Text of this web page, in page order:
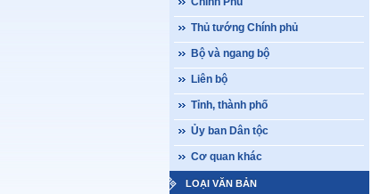
Thủ tướng Chính phủ
Bộ và ngang bộ
Liên bộ
Tỉnh, thành phố
Ủy ban Dân tộc
Cơ quan khác
LOẠI VĂN BẢN